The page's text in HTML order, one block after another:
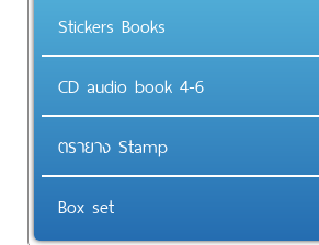
Stickers Books
CD audio book 4-6
ตรายาง Stamp
Box set